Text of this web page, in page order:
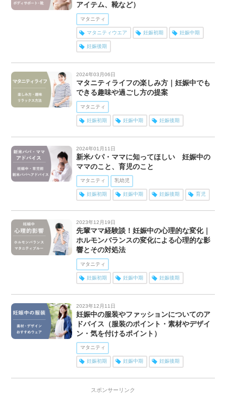
アイテム、靴など）
マタニティ
マタニティウエア 妊娠初期 妊娠中期
妊娠後期
2024年03月06日
マタニティライフの楽しみ方｜妊娠中でも
できる趣味や過ごし方の提案
マタニティ
妊娠初期 妊娠中期 妊娠後期
2024年01月11日
新米パパ・ママに知ってほしい 妊娠中の
ママのこと、育児のこと
マタニティ 乳幼児
妊娠初期 妊娠中期 妊娠後期 育児
2023年12月19日
先輩ママ経験談！妊娠中の心理的な変化｜
ホルモンバランスの変化による心理的な影
響とその対処法
マタニティ
妊娠初期 妊娠中期 妊娠後期
2023年12月11日
妊娠中の服装やファッションについてのア
ドバイス（服装のポイント・素材やデザイ
ン・気を付けるポイント）
マタニティ
妊娠初期 妊娠中期 妊娠後期
スポンサーリンク